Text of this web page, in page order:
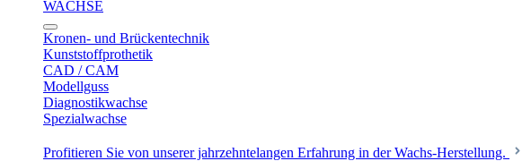
WACHSE
Kronen- und Brückentechnik
Kunststoffprothetik
CAD / CAM
Modellguss
Diagnostikwachse
Spezialwachse
Profitieren Sie von unserer jahrzehntelangen Erfahrung in der Wachs-Herstellung.